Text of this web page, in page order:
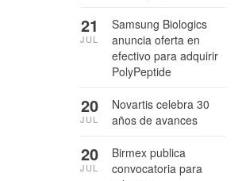
Samsung Biologics
anuncia oferta en
efectivo para adquirir
PolyPeptide
21
JUL
Novartis celebra 30
años de avances
20
JUL
Birmex publica
convocatoria para
20
JUL